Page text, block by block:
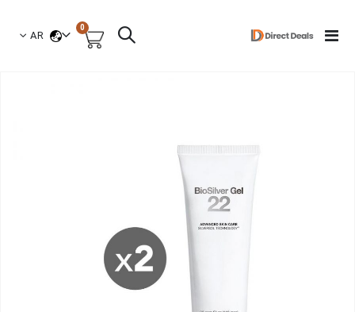
Toggle
السلة
0العناصر
لغة
AR